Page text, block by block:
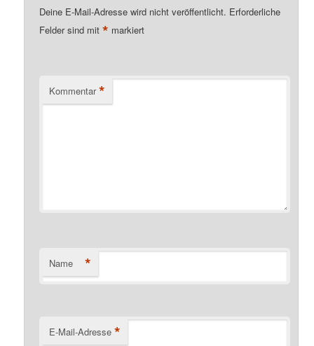
Deine E-Mail-Adresse wird nicht veröffentlicht. Erforderliche
Felder sind mit* markiert
Kommentar *
Name *
E-Mail-Adresse *